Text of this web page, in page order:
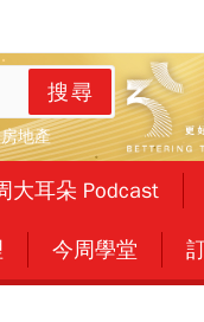
搜尋
房地產
大耳朵 Podcast
今周學堂